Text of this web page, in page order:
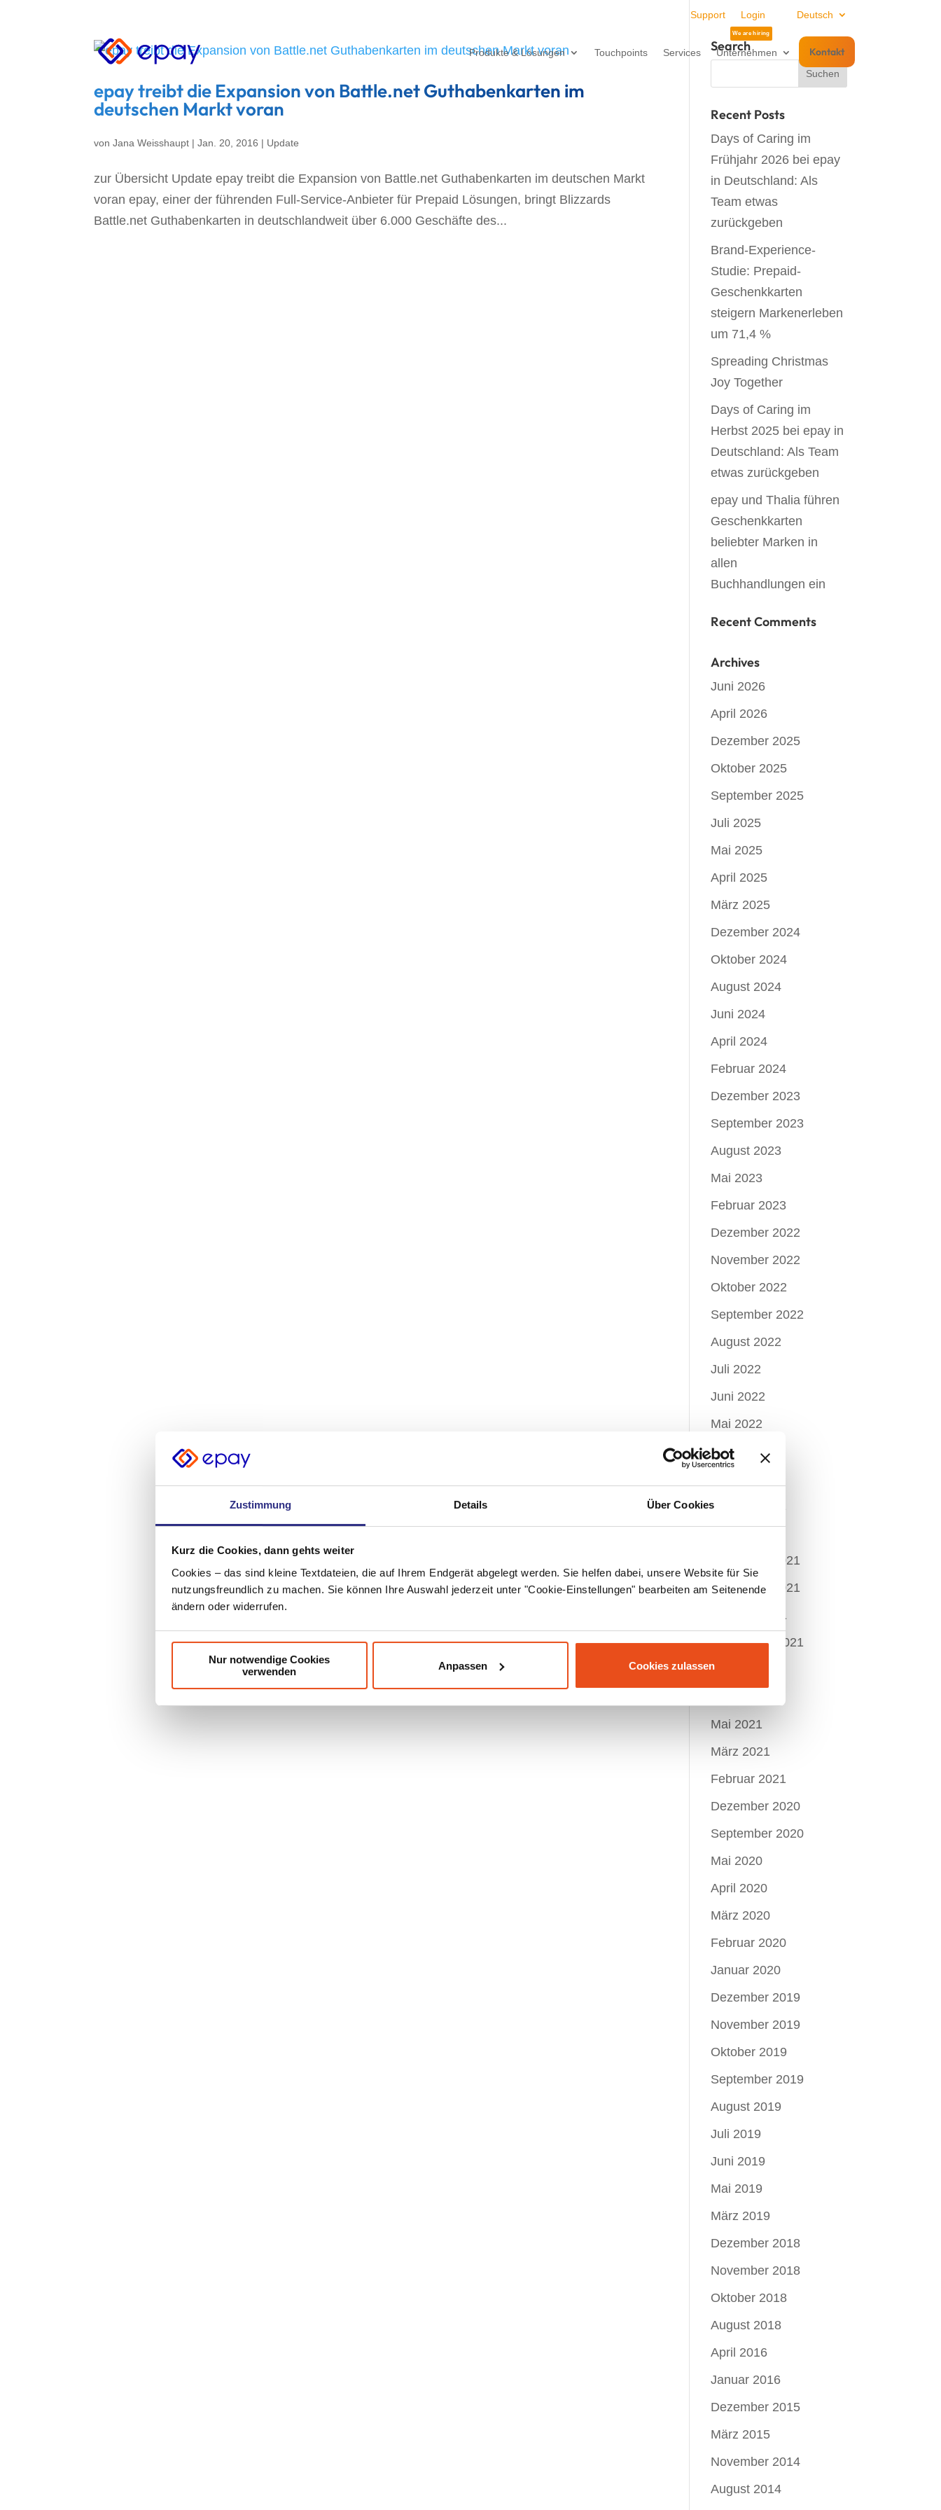
Zustimmung Details Über Cookies
Kurz die Cookies, dann gehts weiter
Cookies – das sind kleine Textdateien, die auf Ihrem Endgerät abgelegt werden. Sie helfen dabei, unsere Website für Sie
nutzungsfreundlich zu machen. Sie können Ihre Auswahl jederzeit unter "Cookie-Einstellungen" bearbeiten am Seitenende
ändern oder widerrufen.
Nur notwendige Cookies
verwenden
Anpassen Cookies zulassen
Support Login Deutsch
Produkte & Lösungen Touchpoints Services Unternehmen Kontakt
epay treibt die Expansion von Battle.net Guthabenkarten im
deutschen Markt voran
vonJana Weisshaupt |Jan. 20, 2016 | Update
zur Übersicht Update epay treibt die Expansion von Battle.net Guthabenkarten im deutschen Markt
voran epay, einer der führenden Full-Service-Anbieter für Prepaid Lösungen, bringt Blizzards
Battle.net Guthabenkarten in deutschlandweit über 6.000 Geschäfte des...
Search
Recent Posts
Days of Caring im
Frühjahr 2026 bei epay
in Deutschland: Als
Team etwas
zurückgeben
Brand-Experience-
Studie: Prepaid-
Geschenkkarten
steigern Markenerleben
um 71,4 %
Spreading Christmas
Joy Together
Days of Caring im
Herbst 2025 bei epay in
Deutschland: Als Team
etwas zurückgeben
epay und Thalia führen
Geschenkkarten
beliebter Marken in
allen
Buchhandlungen ein
Recent Comments
Archives
Juni 2026
April 2026
Dezember 2025
Oktober 2025
September 2025
Juli 2025
Mai 2025
April 2025
März 2025
Dezember 2024
Oktober 2024
August 2024
Juni 2024
April 2024
Februar 2024
Dezember 2023
September 2023
August 2023
Mai 2023
Februar 2023
Dezember 2022
November 2022
Oktober 2022
September 2022
August 2022
Juli 2022
Juni 2022
Mai 2022
April 2022
Februar 2022
Dezember 2021
November 2021
Oktober 2021
September 2021
Juli 2021
Mai 2021
März 2021
Februar 2021
Dezember 2020
September 2020
Mai 2020
April 2020
März 2020
Februar 2020
Januar 2020
Dezember 2019
November 2019
Oktober 2019
September 2019
August 2019
Juli 2019
Juni 2019
Mai 2019
März 2019
Dezember 2018
November 2018
Oktober 2018
August 2018
April 2016
Januar 2016
Dezember 2015
März 2015
November 2014
August 2014